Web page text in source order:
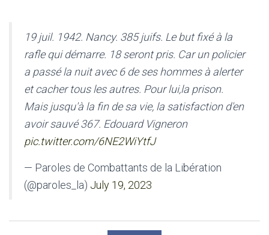
19 juil. 1942. Nancy. 385 juifs. Le but fixé à la
rafle qui démarre. 18 seront pris. Car un policier
a passé la nuit avec 6 de ses hommes à alerter
et cacher tous les autres. Pour lui,la prison.
Mais jusqu'à la fin de sa vie, la satisfaction d'en
avoir sauvé 367. Edouard Vigneron
pic.twitter.com/6NE2WiYtfJ
— Paroles de Combattants de la Libération
(@paroles_la) July 19, 2023